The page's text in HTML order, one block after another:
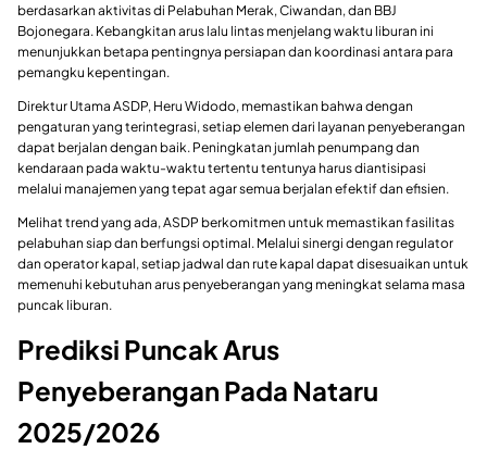
berdasarkan aktivitas di Pelabuhan Merak, Ciwandan, dan BBJ
Bojonegara. Kebangkitan arus lalu lintas menjelang waktu liburan ini
menunjukkan betapa pentingnya persiapan dan koordinasi antara para
pemangku kepentingan.
Direktur Utama ASDP, Heru Widodo, memastikan bahwa dengan
pengaturan yang terintegrasi, setiap elemen dari layanan penyeberangan
dapat berjalan dengan baik. Peningkatan jumlah penumpang dan
kendaraan pada waktu-waktu tertentu tentunya harus diantisipasi
melalui manajemen yang tepat agar semua berjalan efektif dan efisien.
Melihat trend yang ada, ASDP berkomitmen untuk memastikan fasilitas
pelabuhan siap dan berfungsi optimal. Melalui sinergi dengan regulator
dan operator kapal, setiap jadwal dan rute kapal dapat disesuaikan untuk
memenuhi kebutuhan arus penyeberangan yang meningkat selama masa
puncak liburan.
Prediksi Puncak Arus
Penyeberangan Pada Nataru
2025/2026